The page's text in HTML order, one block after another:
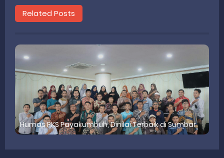
Related Posts
Humas PKS Payakumbuh, Dinilai Terbaik di Sumbar